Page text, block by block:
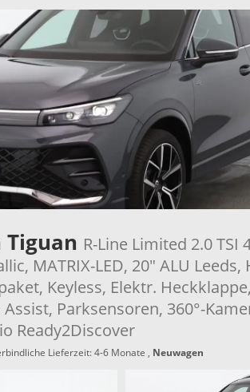
Tiguan R-Line Limited 2.0 TSI
MATRIX-LED, 20" ALU Leeds,
Keyless, Elektr.
Parksensoren, 360°-
Ready2Discover
Lieferzeit: 4-6 Monate , Neuwagen